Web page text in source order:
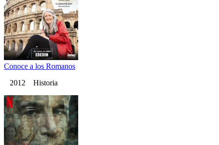
Conoce a los Romanos
2012 Historia